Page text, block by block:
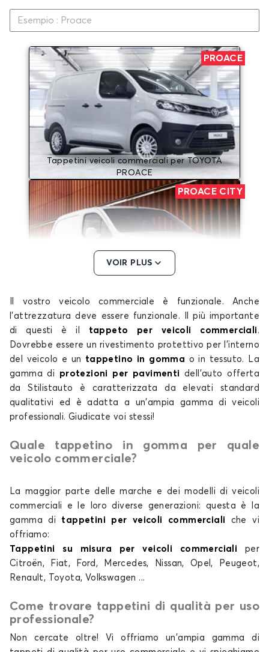
PROACE
Tappetini veicoli commerciali per TOYOTA
PROACE
PROACE CITY
PROACE CITY
PROACE CITY Electric
PROACE CITY Electric
Tappetini veicoli commerciali per TOYOTA
VOIR PLUS
Il vostro veicolo commerciale è funzionale. Anche
l'attrezzatura deve essere funzionale. Il più importante
di questi è il tappeto per veicoli commerciali .
Dovrebbe essere un rivestimento protettivo per l'interno
del veicolo e un tappetino in gomma o in tessuto. La
gamma di protezioni per pavimenti dell'auto offerta
da Stilistauto è caratterizzata da elevati standard
qualitativi ed è adatta a un'ampia gamma di veicoli
professionali. Giudicate voi stessi!
Quale tappetino in gomma per quale
veicolo commerciale?
La maggior parte delle marche e dei modelli di veicoli
commerciali e le loro diverse generazioni: questa è la
gamma di tappetini per veicoli commerciali che vi
offriamo:
Tappetini su misura per veicoli commerciali per
Citroën, Fiat, Ford, Mercedes, Nissan, Opel, Peugeot,
Renault, Toyota, Volkswagen ...
Come trovare tappetini di qualità per uso
professionale?
Non cercate oltre! Vi offriamo un'ampia gamma di